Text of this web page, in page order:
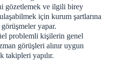
gözetlemek ve ilgili birey
için kurum şartlarına
yapar.
problemli kişilerin genel
görüşleri alınır uygun
takipleri yapılır.